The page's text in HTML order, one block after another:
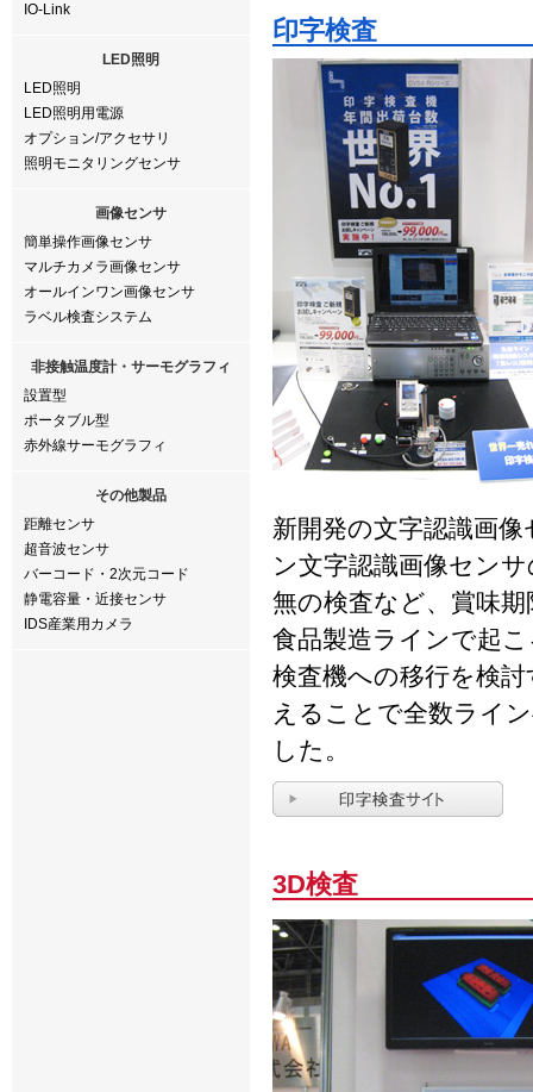
IO-Link
LED照明
LED照明
LED照明用電源
オプション/アクセサリ
照明モニタリングセンサ
画像センサ
簡単操作画像センサ
マルチカメラ画像センサ
オールインワン画像センサ
ラベル検査システム
非接触温度計・サーモグラフィ
設置型
ポータブル型
赤外線サーモグラフィ
その他製品
距離センサ
超音波センサ
バーコード・2次元コード
静電容量・近接センサ
IDS産業用カメラ
印字検査
新開発の文字認識画
ン文字認識画像セン
無の検査など、賞味
食品製造ラインで起
検査機への移行を検
えることで全数ライ
した。
3D検査